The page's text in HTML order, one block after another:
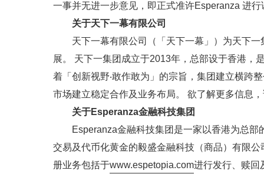
一事并无进一步意见，即正式准许Esperanza 进
关于天下一幕有限公司
天下一幕有限公司（「天下一幕」）为天下
展。 天下一集团成立于2013年，总部设于香港，
着「创新视野‧敢作敢为」的宗旨，集团建立横跨
市场建立稳定合作及业务布局。 欲了解更多信息
关于Esperanza金融科技集团
Esperanza金融科技集团是一家以香港为总
交易及代币化黄金的毅盛金融科技（商品）有限
册业务包括于www.espetopia.com进行发行、赎回